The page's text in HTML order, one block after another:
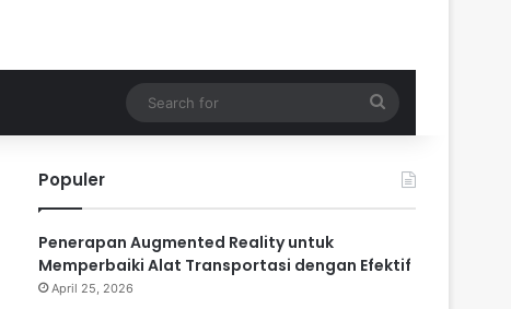
for
Populer
Penerapan Augmented Reality untuk
Memperbaiki Alat Transportasi dengan Efektif
April 25, 2026